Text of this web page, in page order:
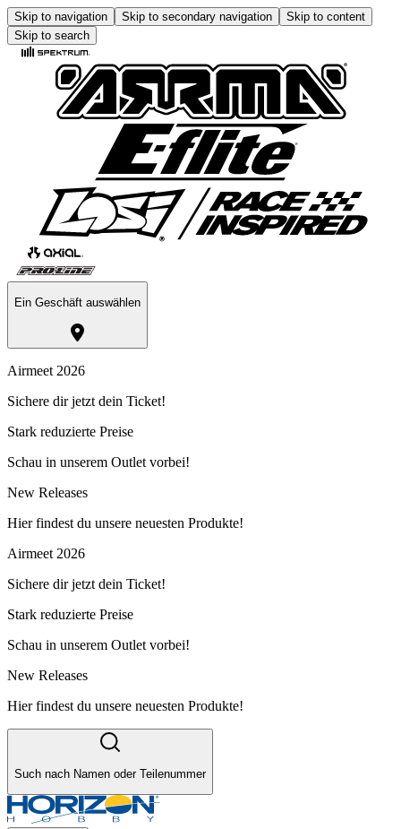
Skip to navigation Skip to secondary navigation
Skip to content
Skip to search
Ein Geschäft auswählen
Airmeet 2026
Sichere dir jetzt dein Ticket!
Stark reduzierte Preise
Schau in unserem Outlet vorbei!
New Releases
Hier findest du unsere neuesten Produkte!
Airmeet 2026
Sichere dir jetzt dein Ticket!
Stark reduzierte Preise
Schau in unserem Outlet vorbei!
New Releases
Hier findest du unsere neuesten Produkte!
Such nach Namen oder Teilenummer